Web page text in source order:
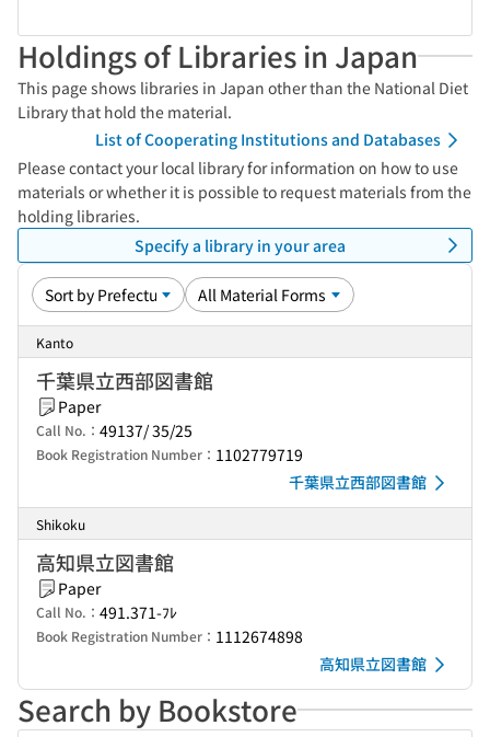
Holdings of Libraries in Japan
This page shows libraries in Japan other than the National Diet
Library that hold the material.
List of Cooperating Institutions and Databases
Please contact your local library for information on how to use
materials or whether it is possible to request materials from the
holding libraries.
Specify a library in your area
Kanto
千葉県立西部図書館
Paper
Call No.： 49137/ 35/25
Book Registration Number： 1102779719
千葉県立西部図書館
Shikoku
高知県立図書館
Paper
Call No.： 491.371-ﾌﾚ
Book Registration Number： 1112674898
高知県立図書館
Search by Bookstore